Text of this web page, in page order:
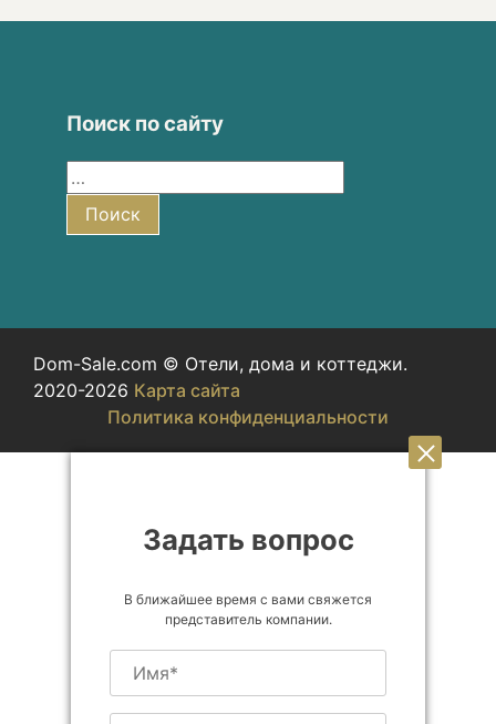
Поиск по сайту
Поиск
Dom-Sale.com © Отели, дома и коттеджи.
2020-2026 Карта сайта
Политика конфиденциальности
Задать вопрос
В ближайшее время с вами свяжется
представитель компании.